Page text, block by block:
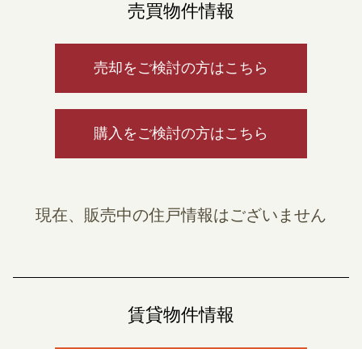
売買物件情報
売却をご検討の方はこちら
購入をご検討の方はこちら
現在、販売中の住戸情報はございません
賃貸物件情報